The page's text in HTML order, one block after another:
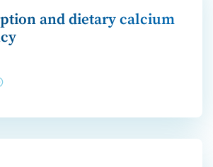
and dietary calcium